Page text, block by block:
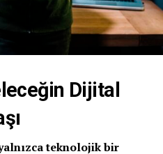
Dijital
teknolojik bir